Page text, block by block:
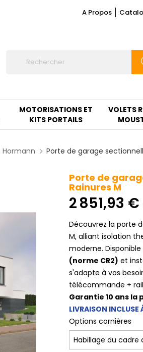
A Propos
MOTORISATIONS ET
KITS PORTAILS
VOLETS
Hormann Porte de garage
Porte de
Rainures M
2 851,93 €
Découvrez la porte
M, alliant isolation
moderne.
(norme CR2) et
s'adapte à vos
télécommande +
Garantie 10 ans
LIVRAISON INCLUSE
Options cornières